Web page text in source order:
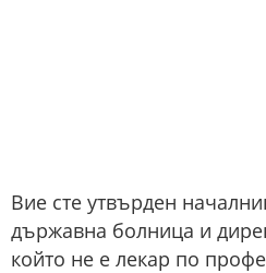
Вие сте утвърден
държавна болница и
който не е лекар по